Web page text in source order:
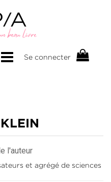
Se connecter
l'auteur
et agrégé de sciences